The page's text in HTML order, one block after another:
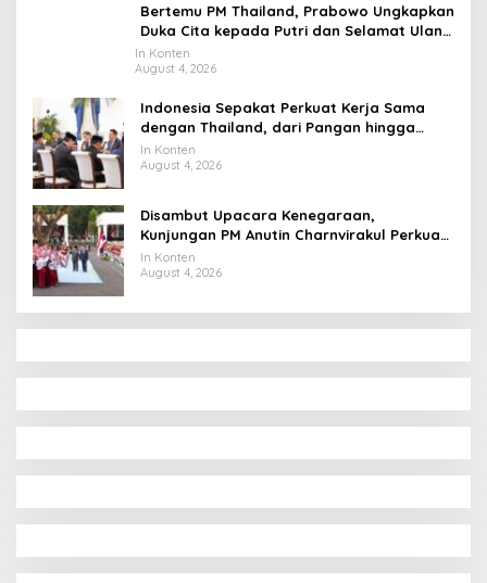
Bertemu PM Thailand, Prabowo Ungkapkan
Duka Cita kepada Putri dan Selamat Ulang
Tahun ke Raja Thailand
In Konten
August 4, 2026
Indonesia Sepakat Perkuat Kerja Sama
dengan Thailand, dari Pangan hingga
Ekonomi Digital
In Konten
August 4, 2026
Disambut Upacara Kenegaraan,
Kunjungan PM Anutin Charnvirakul Perkuat
Hubungan Indonesia-Thailand
In Konten
August 4, 2026